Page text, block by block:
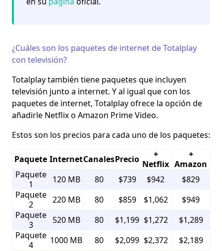
¿Cuáles son los paquetes de internet de Totalplay
con televisión?
Totalplay también tiene paquetes que incluyen
televisión junto a internet. Y al igual que con los
paquetes de internet, Totalplay ofrece la opción de
añadirle Netflix o Amazon Prime Video.
Estos son los precios para cada uno de los paquetes:
Paquete InternetCanalesPrecio
+
Netflix
+
Amazon
Paquete
1
120 MB 80 $739 $942
$829
Paquete
2
220 MB 80 $859 $1,062
$949
Paquete
3
520 MB 80 $1,199 $1,272
$1,289
Paquete
4
1000 MB 80 $2,099 $2,372 $2,189